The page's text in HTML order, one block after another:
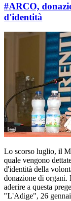
#ARCO,
d'identità
Lo scorso luglio, il
quale vengono
d'identità della
donazione di organi.
aderire a questa
"L'Adige", 26